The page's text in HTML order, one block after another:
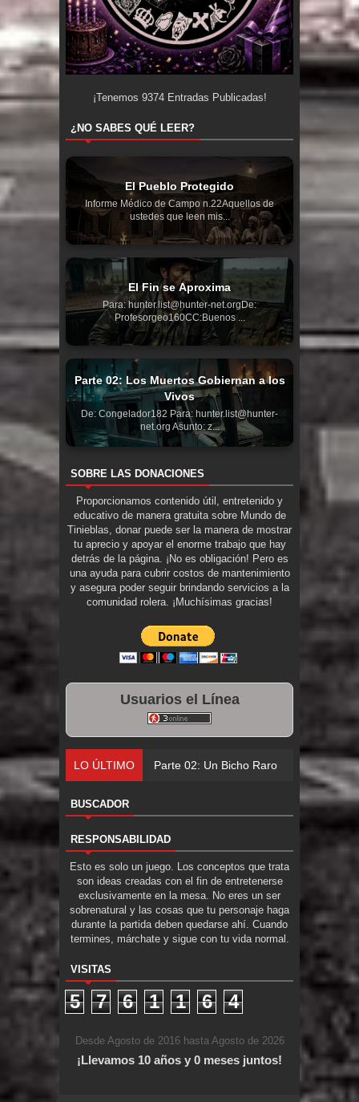
¡Tenemos 9374Entradas Publicadas!
¿NO SABES QUÉ LEER?
El Pueblo Protegido
Informe Médico de Campo n.22Aquellos de
ustedes que leen mis...
El Fin se Aproxima
Para: hunter.list@hunter-net.orgDe:
Profesorgeo160CC:Buenos ...
Parte 02: Los Muertos Gobiernan a los
Vivos
De: Congelador182 Para: hunter.list@hunter-
net.org Asunto: z...
SOBRE LAS DONACIONES
Proporcionamos contenido útil, entretenido y
educativo de manera gratuita sobre Mundo de
Tinieblas, donar puede ser la manera de mostrar
tu aprecio y apoyar el enorme trabajo que hay
detrás de la página. ¡No es obligación! Pero es
una ayuda para cubrir costos de mantenimiento
y asegura poder seguir brindando servicios a la
comunidad rolera. ¡Muchísimas gracias!
Usuarios el Línea
LO ÚLTIMO Parte 02: Un Bicho Raro
BUSCADOR
RESPONSABILIDAD
Esto es solo un juego. Los conceptos que trata
son ideas creadas con el fin de entretenerse
exclusivamente en la mesa. No eres un ser
sobrenatural y las cosas que tu personaje haga
durante la partida deben quedarse ahí. Cuando
termines, márchate y sigue con tu vida normal.
VISITAS
5 7 6 1 1 6 4
Desde Agosto de 2016 hasta Agosto de 2026
¡Llevamos 10 años y 0 meses juntos!